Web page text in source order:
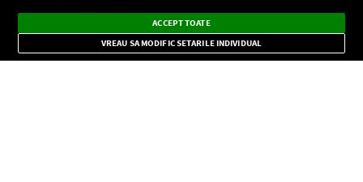
CONFIDENŢIALITATE
Dark
Mode
Radio live, podcasturi, știri și alerte
importante.
×
ACCEPT TOATE
VREAU SA MODIFIC SETARILE INDIVIDUAL